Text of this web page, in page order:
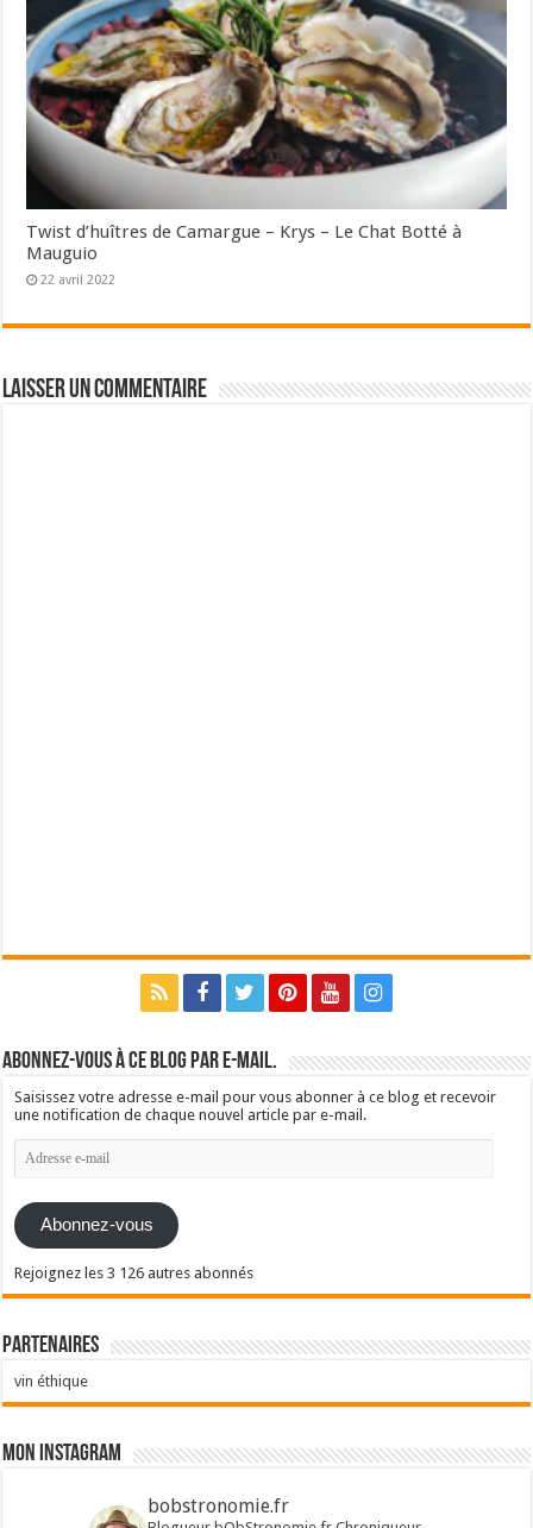
Twist d’huîtres de Camargue – Krys – Le Chat Botté à
Mauguio
22 avril 2022
Laisser un commentaire
Abonnez-vous à ce blog par e-mail.
Saisissez votre adresse e-mail pour vous abonner à ce blog et recevoir
une notification de chaque nouvel article par e-mail.
Adresse
e-
mail
Abonnez-vous
Rejoignez les 3 126 autres abonnés
Partenaires
vin éthique
Mon Instagram
bobstronomie.fr